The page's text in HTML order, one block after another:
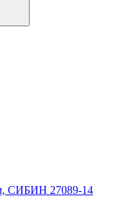
СИБИН 27089-14